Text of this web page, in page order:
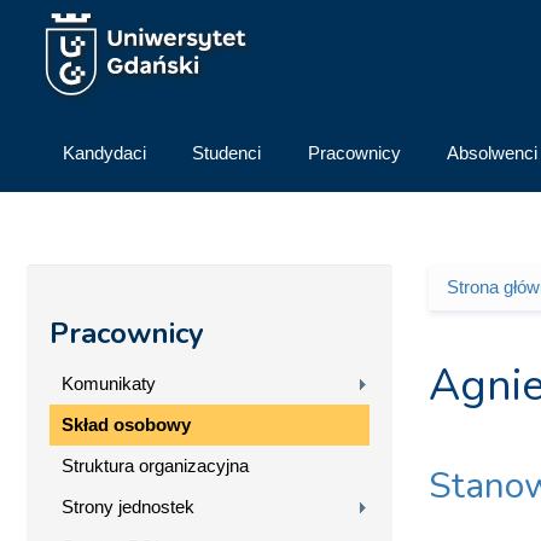
Przejdź do treści
Kandydaci Studenci Pracownicy Absolwenci
Pracownicy
Komunikaty
Skład osobowy
Struktura organizacyjna
Strony jednostek
Strona